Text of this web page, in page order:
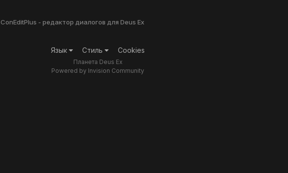
ConEditPlus - редактор диалогов для Deus Ex
Язык Стиль Cookies
Планета Deus Ex
Powered by Invision Community